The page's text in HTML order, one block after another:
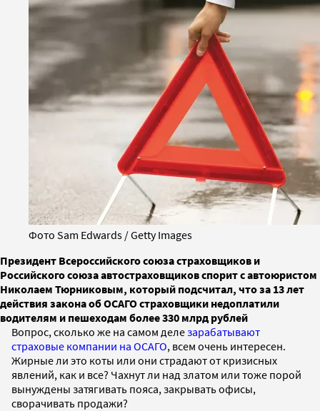
Фото Sam Edwards / Getty Images
Президент Всероссийского союза страховщиков и
Российского союза автостраховщиков спорит с автоюристом
Николаем Тюрниковым, который подсчитал, что за 13 лет
действия закона об ОСАГО страховщики недоплатили
водителям и пешеходам более 330 млрд рублей
Вопрос, сколько же на самом делезарабатывают
страховые компании на ОСАГО, всем очень интересен.
Жирные ли это коты или они страдают от кризисных
явлений, как и все? Чахнут ли над златом или тоже порой
вынуждены затягивать пояса, закрывать офисы,
сворачивать продажи?